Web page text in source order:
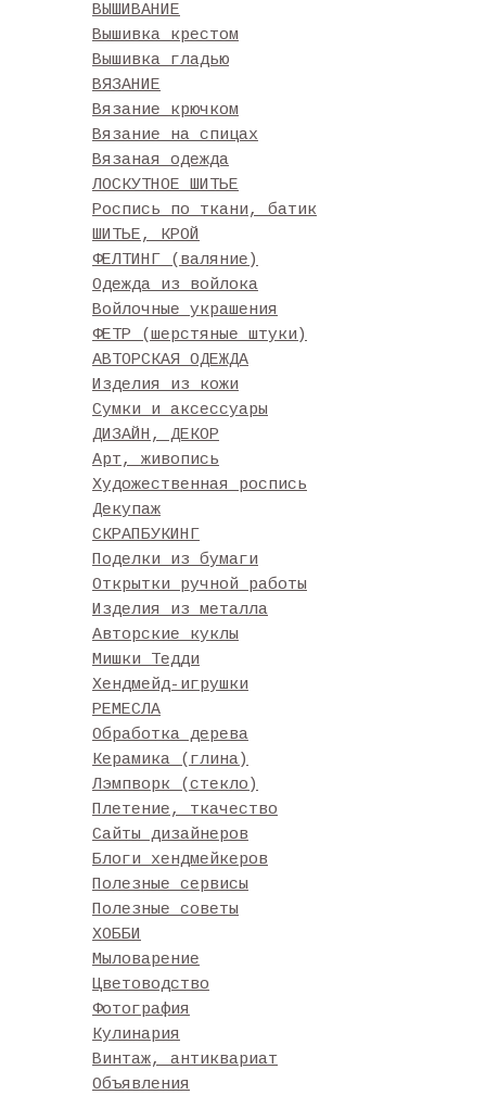
ВЫШИВАНИЕ
Вышивка крестом
Вышивка гладью
ВЯЗАНИЕ
Вязание крючком
Вязание на спицах
Вязаная одежда
ЛОСКУТНОЕ ШИТЬЕ
Роспись по ткани, батик
ШИТЬЕ, КРОЙ
ФЕЛТИНГ (валяние)
Одежда из войлока
Войлочные украшения
ФЕТР (шерстяные штуки)
АВТОРСКАЯ ОДЕЖДА
Изделия из кожи
Сумки и аксессуары
ДИЗАЙН, ДЕКОР
Арт, живопись
Художественная роспись
Декупаж
СКРАПБУКИНГ
Поделки из бумаги
Открытки ручной работы
Изделия из металла
Авторские куклы
Мишки Тедди
Хендмейд-игрушки
РЕМЕСЛА
Обработка дерева
Керамика (глина)
Лэмпворк (стекло)
Плетение, ткачество
Сайты дизайнеров
Блоги хендмейкеров
Полезные сервисы
Полезные советы
ХОББИ
Мыловарение
Цветоводство
Фотография
Кулинария
Винтаж, антиквариат
Объявления